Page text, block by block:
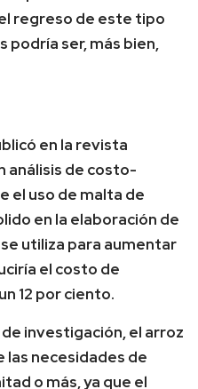
regreso de este tipo
podría ser, más bien,
en la revista
análisis de costo-
el uso de malta de
en la elaboración de
utiliza para aumentar
el costo de
12 por ciento.
investigación, el arroz
necesidades de
o más, ya que el